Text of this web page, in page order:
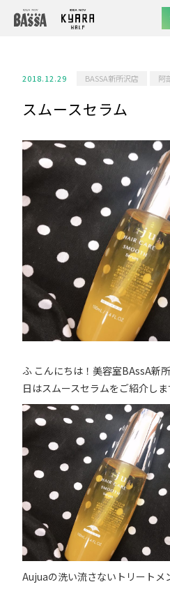
2018.12.29 BASSA新所沢店 阿
スムースセラム
ふ こんにちは！美容室BAssA新
日はスムースセラムをご紹介しま
Aujuaの洗い流さないトリートメ